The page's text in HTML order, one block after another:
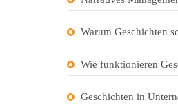
Warum Geschichten
Wie funktionieren
Geschichten in